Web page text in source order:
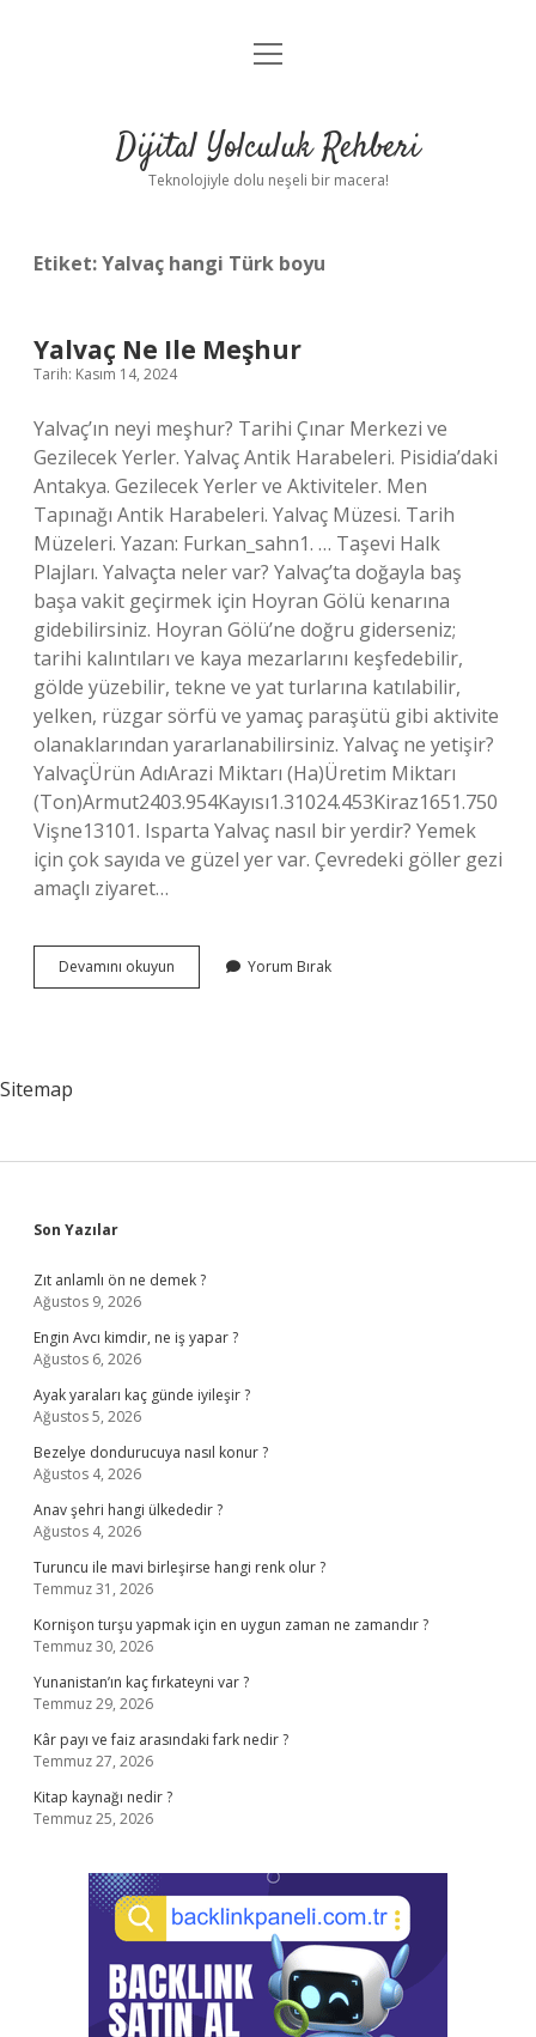
Anasayfa
Yasal Uyarı
menüyü
Dijital Yolculuk Rehberi
Teknolojiyle dolu neşeli bir macera!
Etiket:Yalvaç hangi Türk boyu
Yalvaç Ne Ile Meşhur
Tarih: Kasım 14, 2024
Yalvaç’ın neyi meşhur? Tarihi Çınar Merkezi ve
Gezilecek Yerler. Yalvaç Antik Harabeleri. Pisidia’daki
Antakya. Gezilecek Yerler ve Aktiviteler. Men
Tapınağı Antik Harabeleri. Yalvaç Müzesi. Tarih
Müzeleri. Yazan: Furkan_sahn1. … Taşevi Halk
Plajları. Yalvaçta neler var? Yalvaç’ta doğayla baş
başa vakit geçirmek için Hoyran Gölü kenarına
gidebilirsiniz. Hoyran Gölü’ne doğru giderseniz;
tarihi kalıntıları ve kaya mezarlarını keşfedebilir,
gölde yüzebilir, tekne ve yat turlarına katılabilir,
yelken, rüzgar sörfü ve yamaç paraşütü gibi aktivite
olanaklarından yararlanabilirsiniz. Yalvaç ne yetişir?
YalvaçÜrün AdıArazi Miktarı (Ha)Üretim Miktarı
(Ton)Armut2403.954Kayısı1.31024.453Kiraz1651.750
Vişne13101. Isparta Yalvaç nasıl bir yerdir? Yemek
için çok sayıda ve güzel yer var. Çevredeki göller gezi
amaçlı ziyaret…
Devamını okuyun
Ne
Yorum Bırak
Sitemap
Sidebar
Son Yazılar
Zıt anlamlı ön ne demek ?
Ağustos 9, 2026
Engin Avcı kimdir, ne iş yapar ?
Ağustos 6, 2026
Ayak yaraları kaç günde iyileşir ?
Ağustos 5, 2026
Bezelye dondurucuya nasıl konur ?
Ağustos 4, 2026
Anav şehri hangi ülkededir ?
Ağustos 4, 2026
Turuncu ile mavi birleşirse hangi renk olur ?
Temmuz 31, 2026
Kornişon turşu yapmak için en uygun zaman ne zamandır ?
Temmuz 30, 2026
Yunanistan’ın kaç fırkateyni var ?
Temmuz 29, 2026
Kâr payı ve faiz arasındaki fark nedir ?
Temmuz 27, 2026
Kitap kaynağı nedir ?
Temmuz 25, 2026